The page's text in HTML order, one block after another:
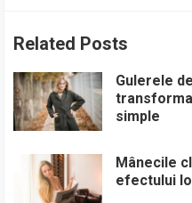
Related Posts
Gulerele
simple
Mânecile
efectului